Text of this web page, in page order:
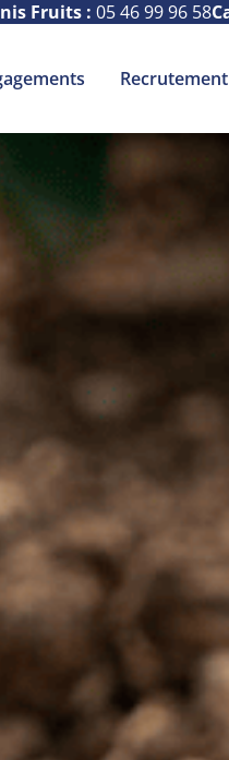
Fruits : 05 46 99 96 58
Recrutement